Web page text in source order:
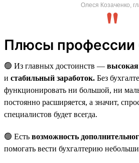
Олеся Козаченко,
Плюсы профессии
🟢 Из главных достоинств — высокая
и стабильный заработок. Без
функционировать ни большой, ни
постоянно расширяется, а значит,
специалистов будет всегда.
🟢 Есть возможность
помогать вести бухгалтерию